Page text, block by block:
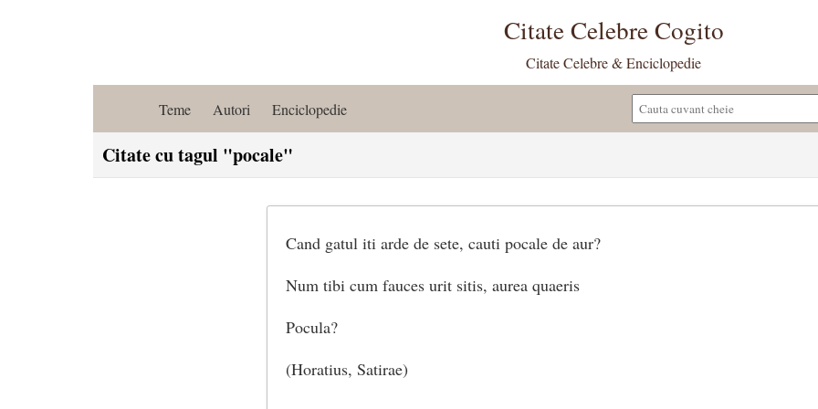
Citate Celebre Cogito
Citate Celebre & Enciclopedie
Teme Autori Enciclopedie
Citate cu tagul "pocale"
Cand gatul iti arde de sete, cauti pocale de aur?
Num tibi cum fauces urit sitis, aurea quaeris
Pocula?
(Horatius, Satirae)